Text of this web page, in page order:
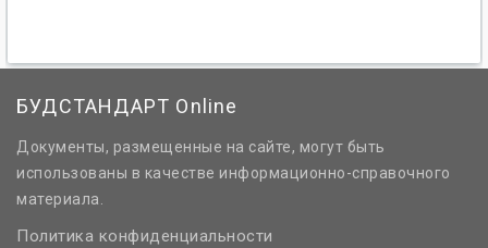
БУДСТАНДАРТ Online
Документы, размещенные на сайте, могут быть
использованы в качестве информационно-справочного
материала.
Политика конфиденциальности